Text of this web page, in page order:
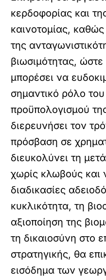
κερδοφορίας και
καινοτομίας, καθώς
της
βιωσιμότητας,
μπορέσει να
σημαντικό ρόλο
προϋπολογισμού
διερευνήσει τον
πρόσβαση σε
διευκολύνει τη
χωρίς κλωβούς και
διαδικασίες
κυκλικότητα, τη
αξιοποίηση της
τη δικαιοσύνη στο
στρατηγικής, θα
εισόδημα των